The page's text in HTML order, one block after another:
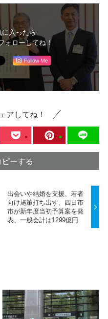
入ったら
ォローしてね！
Follow Me
アしてね！
ーする
出会いや結婚を支援、若者
向け施策打ち出す、四日市
市が新年度当初予算案を発
表、一般会計は1299億円